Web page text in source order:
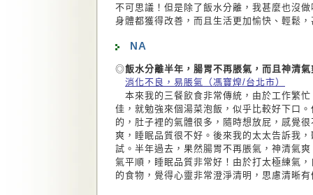
不可思議！但是除了飯水分離，我甚麼也沒
身體都獲得改善，而且生活更加愉快、輕鬆
NA
◎飯水分離半年，腸胃不再脹氣，而且神清氣
消化不良，易脹氣（馮寶煌/台北市）
本來我的三餐飲食非常傳統，由於工作繁
佳，就勉強來個湯菜泡飯，似乎比較好下口
的，肚子裡的氣體很多，隨時想放屁，感覺
爽，睡眠品質很不好。後來我的太太告訴我
試。半年過去，果然腸胃不再脹氣，神清氣
氣平順，睡眠品質非常好！由於打太極練氣
的食物，覺得心靈非常澄淨清明，思慮清晰